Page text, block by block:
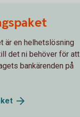
är en helhetslösning
det ni behöver för att
bankärenden på